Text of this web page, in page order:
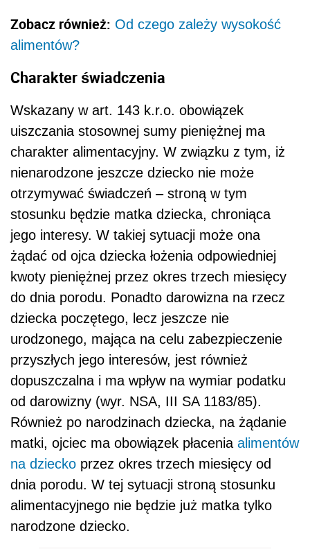
Zobacz również: Od czego zależy wysokość
alimentów?
Charakter świadczenia
Wskazany w art. 143 k.r.o. obowiązek
uiszczania stosownej sumy pieniężnej ma
charakter alimentacyjny. W związku z tym, iż
nienarodzone jeszcze dziecko nie może
otrzymywać świadczeń – stroną w tym
stosunku będzie matka dziecka, chroniąca
jego interesy. W takiej sytuacji może ona
żądać od ojca dziecka łożenia odpowiedniej
kwoty pieniężnej przez okres trzech miesięcy
do dnia porodu. Ponadto darowizna na rzecz
dziecka poczętego, lecz jeszcze nie
urodzonego, mająca na celu zabezpieczenie
przyszłych jego interesów, jest również
dopuszczalna i ma wpływ na wymiar podatku
od darowizny (wyr. NSA, III SA 1183/85).
Również po narodzinach dziecka, na żądanie
matki, ojciec ma obowiązek płacenia alimentów
na dziecko przez okres trzech miesięcy od
dnia porodu. W tej sytuacji stroną stosunku
alimentacyjnego nie będzie już matka tylko
narodzone dziecko.